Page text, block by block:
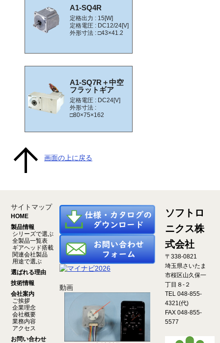
A1-SQ4R
定格出力 : 15[W]
定格電圧 : DC12/24[V]
外形寸法 : □43×41.2
A1-SQ7R＋中空
フラットギア
定格電圧 : DC24[V]
外形寸法 :
□80×75×162
画面の上に戻る
サイトマップ
HOME
製品情報
シリーズで選ぶ
全製品一覧表
ギアヘッド搭載
関連会社製品
用途で選ぶ
選ばれる理由
技術情報
会社案内
ご挨拶
企業理念
会社概要
業務内容
アクセス
お問い合わせ
動画
ソフトロ
ニクス株
式会社
〒338-0821
埼玉県さいたま
市桜区山久保一
丁目８-２
TEL 048-855-
4321(代)
FAX 048-855-
5577